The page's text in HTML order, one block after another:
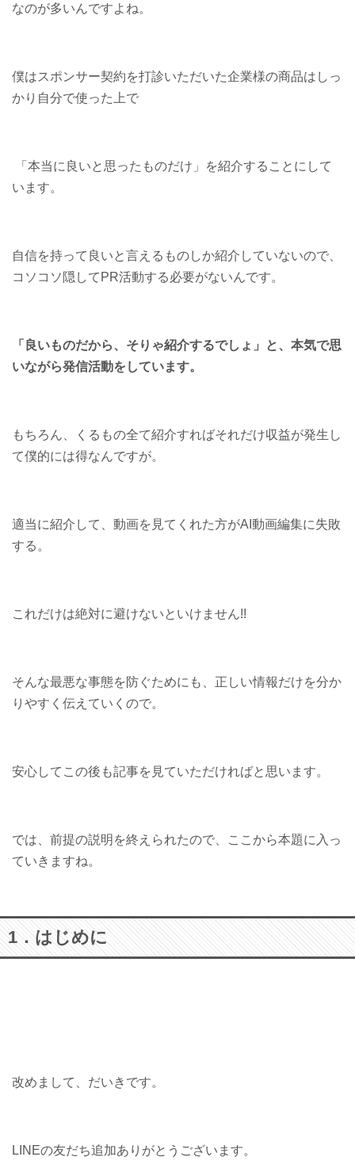
なのが多いんですよね。
僕はスポンサー契約を打診いただいた企業様の商品はしっ
かり自分で使った上で
「本当に良いと思ったものだけ」を紹介することにして
います。
自信を持って良いと言えるものしか紹介していないので、
コソコソ隠してPR活動する必要がないんです。
「良いものだから、そりゃ紹介するでしょ」と、本気で思
いながら発信活動をしています。
もちろん、くるもの全て紹介すればそれだけ収益が発生し
て僕的には得なんですが。
適当に紹介して、動画を見てくれた方がAI動画編集に失敗
する。
これだけは絶対に避けないといけません!!
そんな最悪な事態を防ぐためにも、正しい情報だけを分か
りやすく伝えていくので。
安心してこの後も記事を見ていただければと思います。
では、前提の説明を終えられたので、ここから本題に入っ
ていきますね。
1．はじめに
改めまして、だいきです。
LINEの友だち追加ありがとうございます。